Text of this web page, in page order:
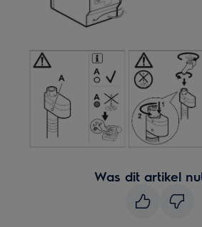
Was dit artikel